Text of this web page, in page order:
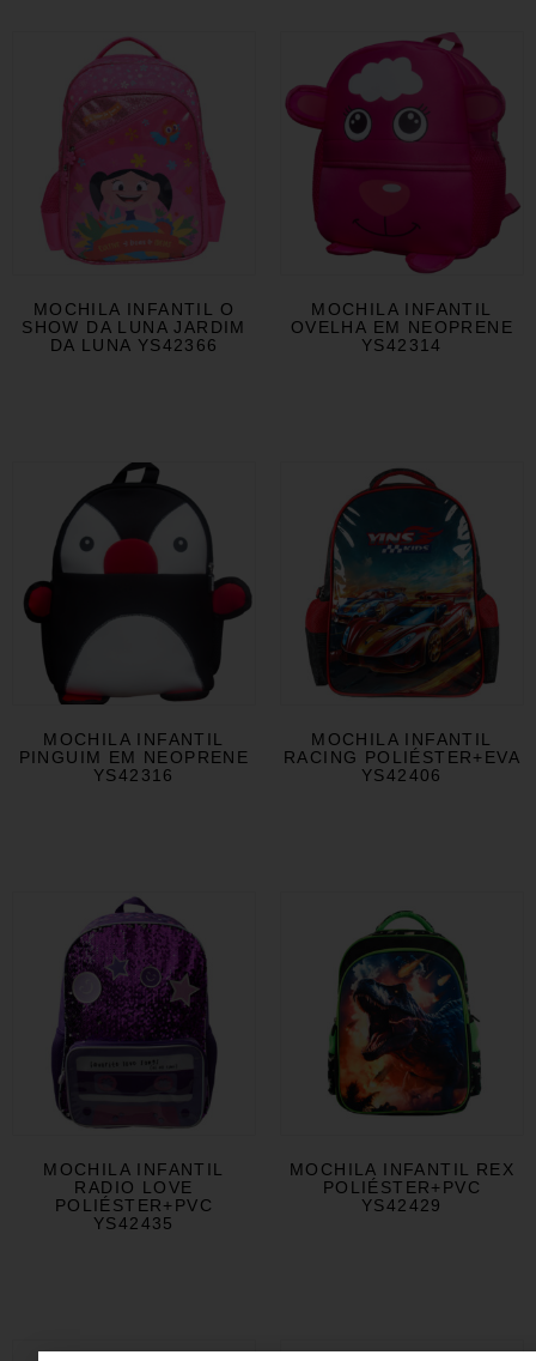
MOCHILA INFANTIL O
SHOW DA LUNA JARDIM
DA LUNA YS42366
MOCHILA INFANTIL
OVELHA EM NEOPRENE
YS42314
MOCHILA INFANTIL
PINGUIM EM NEOPRENE
YS42316
MOCHILA INFANTIL
RACING POLIÉSTER+EVA
YS42406
MOCHILA INFANTIL
RADIO LOVE
POLIÉSTER+PVC
YS42435
MOCHILA INFANTIL REX
POLIÉSTER+PVC
YS42429